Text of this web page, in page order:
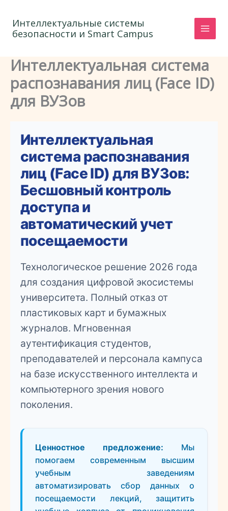
содержимому
Интеллектуальные системы
безопасности и Smart Campus
Интеллектуальная система
распознавания лиц (Face ID)
для ВУЗов
Интеллектуальная
система распознавания
лиц (Face ID) для ВУЗов:
Бесшовный контроль
доступа и
автоматический учет
посещаемости
Технологическое решение 2026 года
для создания цифровой экосистемы
университета. Полный отказ от
пластиковых карт и бумажных
журналов. Мгновенная
аутентификация студентов,
преподавателей и персонала кампуса
на базе искусственного интеллекта и
компьютерного зрения нового
поколения.
Ценностное предложение: Мы
помогаем современным высшим
учебным заведениям
автоматизировать сбор данных о
посещаемости лекций, защитить